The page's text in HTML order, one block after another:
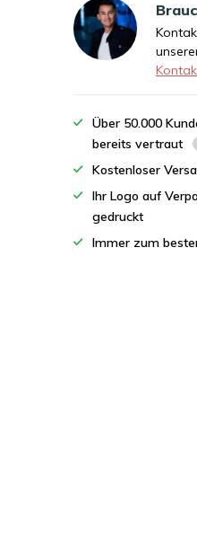
Über 50.000
bereits vertraut
Kostenloser
Ihr Logo auf
gedruckt
Immer zum